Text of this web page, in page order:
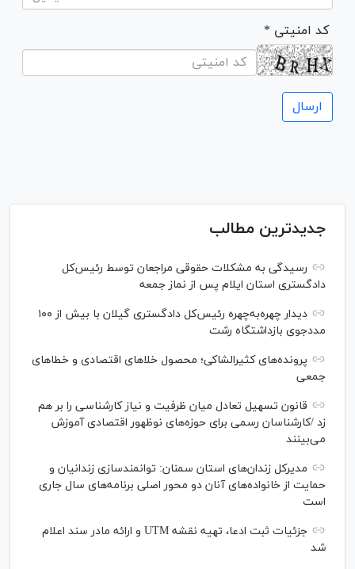
* کد امنیتی
جدیدترین مطالب
رسیدگی به مشکلات حقوقی مراجعان توسط رئیس‌کل
دادگستری استان ایلام پس از نماز جمعه
دیدار چهره‌به‌چهره رئیس‌کل دادگستری گیلان با بیش از ۱۰۰
مددجوی بازداشتگاه رشت
پرونده‌های کثیرالشاکی؛ محصول خلا‌های اقتصادی و خطا‌های
جمعی
قانون تسهیل تعادل میان ظرفیت و نیاز کارشناسی را بر هم
زد /کارشناسان رسمی برای حوزه‌های نوظهور اقتصادی آموزش
می‌بینند
مدیرکل زندان‌های استان سمنان: توانمندسازی زندانیان و
حمایت از خانواده‌های آنان دو محور اصلی برنامه‌های سال جاری
است
جزئیات ثبت ادعا، تهیه نقشه UTM و ارائه مادر سند اعلام
شد